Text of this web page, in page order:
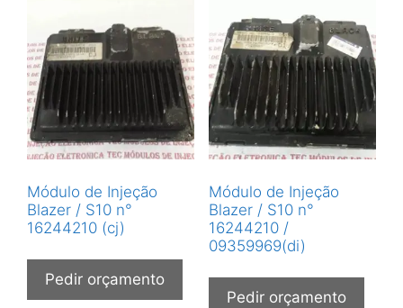
Módulo de Injeção
Blazer / S10 n°
16244210 (cj)
Pedir orçamento
Módulo de Injeção
Blazer / S10 n°
16244210 /
09359969(di)
Pedir orçamento